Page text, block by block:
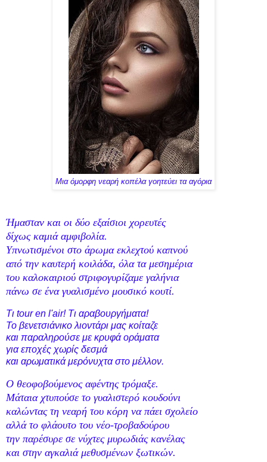
Μια όμορφη νεαρή κοπέλα γοητεύει τα αγόρια
Ήμασταν και οι δύο εξαίσιοι χορευτές
δίχως καμιά αμφιβολία.
Υπνωτισμένοι στο άρωμα εκλεχτού καπνού
από την καυτερή κοιλάδα, όλα τα μεσημέρια
του καλοκαιριού στριφογυρίζαμε γαλήνια
πάνω σε ένα γυαλισμένο μουσικό κουτί.
Τι tour en l'air! Τι αραβουργήματα!
Το βενετσιάνικο λιοντάρι μας κοίταζε
και παραληρούσε με κρυφά οράματα
για εποχές χωρίς δεσμά
και αρωματικά μερόνυχτα στο μέλλον.
Ο θεοφοβούμενος αφέντης τρόμαξε.
Μάταια χτυπούσε το γυαλιστερό κουδούνι
καλώντας τη νεαρή του κόρη να πάει σχολείο
αλλά το φλάουτο του νέο-τροβαδούρου
την παρέσυρε σε νύχτες μυρωδιάς κανέλας
και στην αγκαλιά μεθυσμένων ξωτικών.